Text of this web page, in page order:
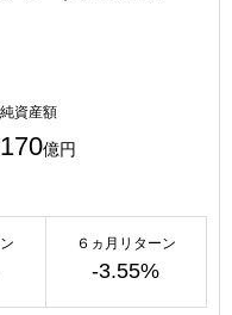
純資産額
170億円
６ヵ月リターン
-3.55%